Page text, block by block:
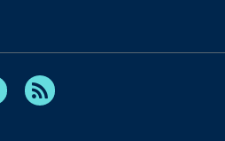
Youtube